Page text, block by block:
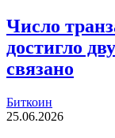
Число
достигло
связано
Биткоин
25.06.2026